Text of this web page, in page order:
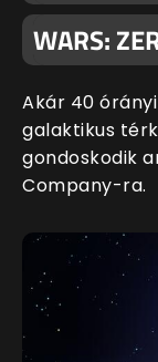
WARS:
Akár 40
galaktikus
gondoskodik
Company-ra.